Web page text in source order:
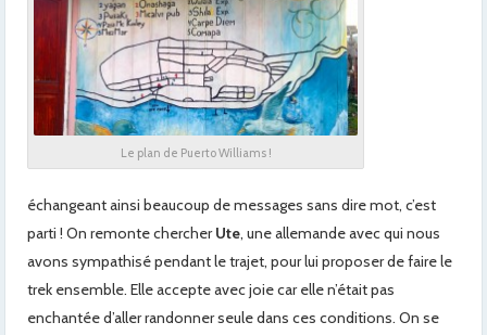
Le plan de Puerto Williams !
échangeant ainsi beaucoup de messages sans dire mot, c’est
parti ! On remonte chercherUte, une allemande avec qui nous
avons sympathisé pendant le trajet, pour lui proposer de faire le
trek ensemble. Elle accepte avec joie car elle n’était pas
enchantée d’aller randonner seule dans ces conditions. On se